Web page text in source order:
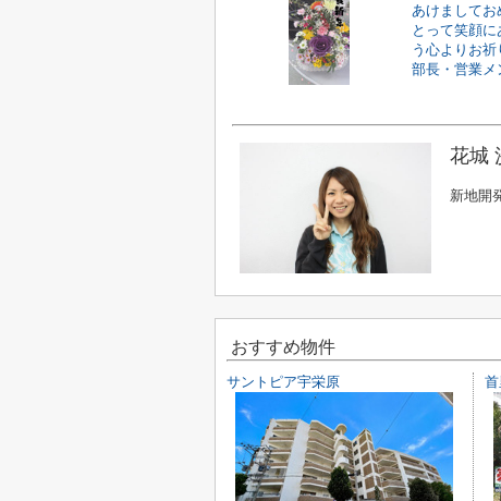
あけまして
とって笑顔
う心よりお
部長・営業メ
花城
新地開
おすすめ物件
サントピア宇栄原